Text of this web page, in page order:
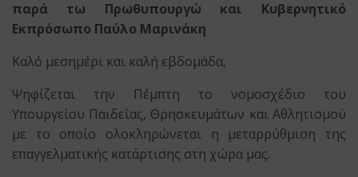
παρά τω Πρωθυπουργώ και Κυβερνητικό
Εκπρόσωπο Παύλο Μαρινάκη
Καλό μεσημέρι και καλή εβδομάδα,
Ψηφίζεται την Πέμπτη το νομοσχέδιο του
Υπουργείου Παιδείας, Θρησκευμάτων και Αθλητισμού
με το οποίο ολοκληρώνεται η μεταρρύθμιση της
επαγγελματικής κατάρτισης στη χώρα μας.